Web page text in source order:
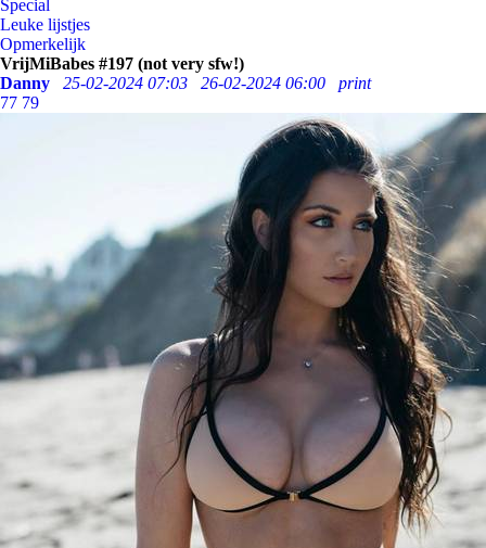
Special
Leuke lijstjes
Opmerkelijk
VrijMiBabes #197 (not very sfw!)
Danny
25-02-2024 07:03 26-02-2024 06:00
print
77 79